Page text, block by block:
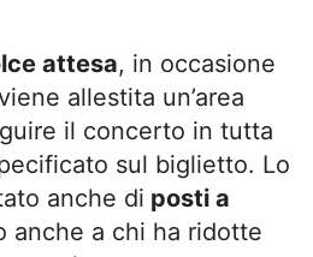
attesa, in occasione
allestita un’area
il concerto in tutta
sul biglietto. Lo
anche di posti a
anche a chi ha ridotte